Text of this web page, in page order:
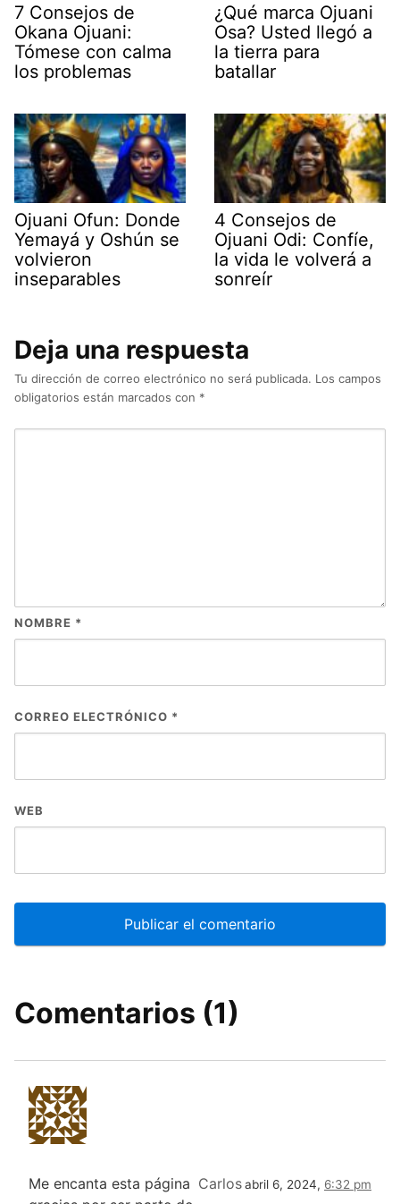
7 Consejos de
Okana Ojuani:
Tómese con calma
los problemas
¿Qué marca Ojuani
Osa? Usted llegó a
la tierra para
batallar
Ojuani Ofun: Donde
Yemayá y Oshún se
volvieron
inseparables
4 Consejos de
Ojuani Odi: Confíe,
la vida le volverá a
sonreír
Deja una respuesta
Tu dirección de correo electrónico no será publicada. Los campos
obligatorios están marcados con *
NOMBRE *
CORREO ELECTRÓNICO *
WEB
Comentarios (1)
Carlosabril 6, 2024, 6:32 pm
Me encanta esta página